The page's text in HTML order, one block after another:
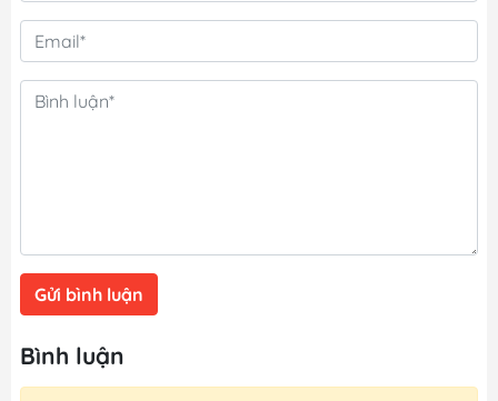
Gửi bình luận
Bình luận